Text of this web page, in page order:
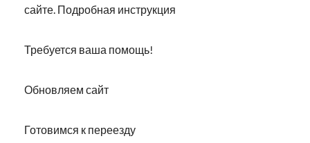
сайте. Подробная инструкция
Требуется ваша помощь!
Обновляем сайт
Готовимся к переезду